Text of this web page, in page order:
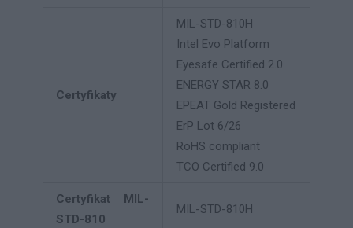
Certyfikaty
MIL-STD-810H
Intel Evo Platform
Eyesafe Certified 2.0
ENERGY STAR 8.0
EPEAT Gold Registered
ErP Lot 6/26
RoHS compliant
TCO Certified 9.0
Certyfikat MIL-
STD-810
MIL-STD-810H